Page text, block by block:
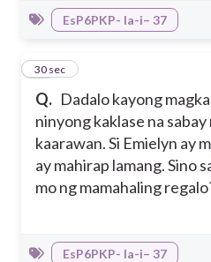
EsP6PKP- Ia-i– 37
Q. Dadalo kayong
ninyong kaklase na
kaarawan. Si Emielyn ay
ay mahirap lamang. Sino
mo ng mamahaling
24
30 sec
EsP6PKP- Ia-i– 37